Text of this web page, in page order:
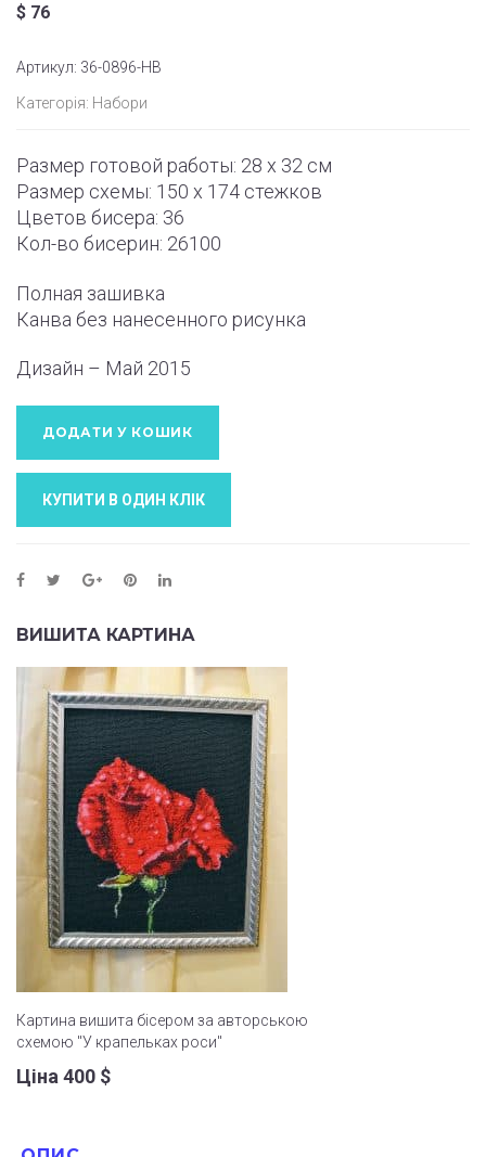
$ 76
Артикул: 36-0896-НВ
Категорія: Набори
Размер готовой работы: 28 x 32 см
Размер схемы: 150 x 174 стежков
Цветов бисера: 36
Кол-во бисерин: 26100
Полная зашивка
Канва без нанесенного рисунка
Дизайн – Май 2015
ДОДАТИ У КОШИК
КУПИТИ В ОДИН КЛIК
ВИШИТА КАРТИНА
Картина вишита бісером за авторською
схемою "У крапельках роси"
Ціна 400 $